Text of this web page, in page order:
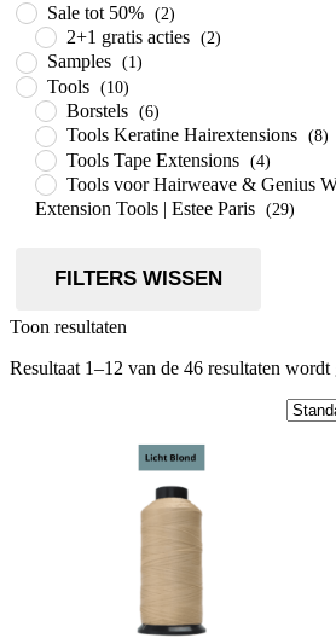
Sale tot 50% (2)
2+1 gratis acties (2)
Samples (1)
Tools (10)
Borstels (6)
Tools Keratine Hairextensions (8)
Tools Tape Extensions (4)
Tools voor Hairweave & Genius
Extension Tools | Estee Paris (29)
FILTERS WISSEN
Toon resultaten
Resultaat 1–12 van de 46 resultaten wordt